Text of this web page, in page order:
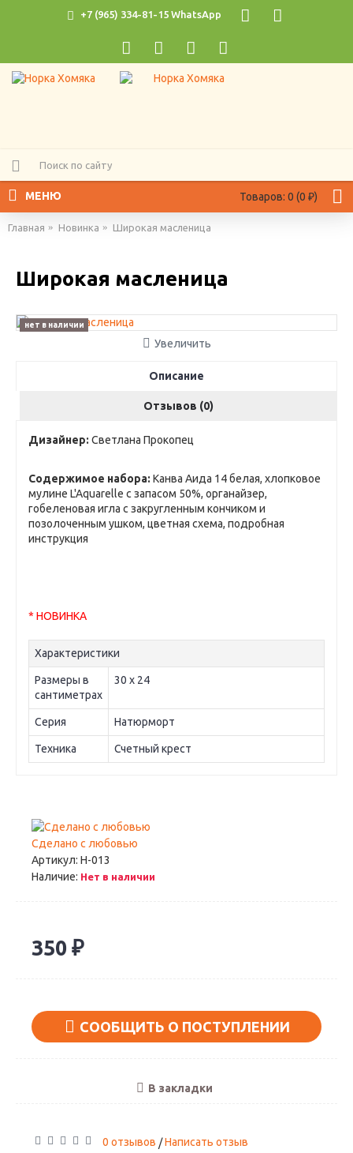
+7 (965) 334-81-15 WhatsApp
Товаров: 0 (0 ₽)
МЕНЮ
Главная Новинка Широкая масленица
Широкая масленица
нет в наличии
Увеличить
Описание
Отзывов (0)
Дизайнер: Светлана Прокопец
Содержимое набора: Канва Аида 14 белая, хлопковое
мулине L'Aquarelle с запасом 50%, органайзер,
гобеленовая игла с закругленным кончиком и
позолоченным ушком, цветная схема, подробная
инструкция
* НОВИНКА
Характеристики
Размеры в
сантиметрах
30 х 24
Серия Натюрморт
Техника Счетный крест
Сделано с любовью
Артикул: Н-013
Наличие: Нет в наличии
350 ₽
СООБЩИТЬ О ПОСТУПЛЕНИИ
В закладки
0 отзывов /Написать отзыв